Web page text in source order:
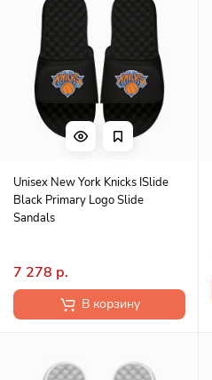
Unisex New York Knicks ISlide
Black Primary Logo Slide
Sandals
7 278 р.
В корзину